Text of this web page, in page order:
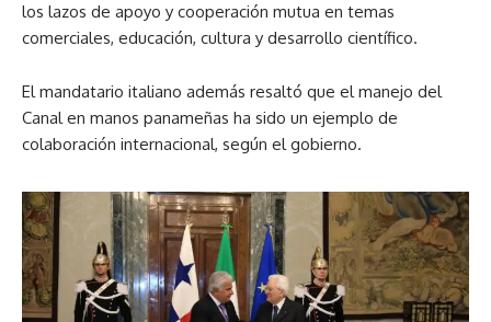
los lazos de apoyo y cooperación mutua en temas
comerciales, educación, cultura y desarrollo científico.
El mandatario italiano además resaltó que el manejo del
Canal en manos panameñas ha sido un ejemplo de
colaboración internacional, según el gobierno.